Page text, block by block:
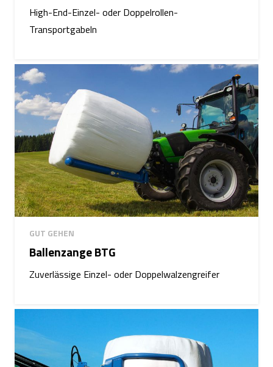
High-End-Einzel- oder Doppelrollen-
Transportgabeln
GUT GEHEN
Ballenzange BTG
Zuverlässige Einzel- oder Doppelwalzengreifer